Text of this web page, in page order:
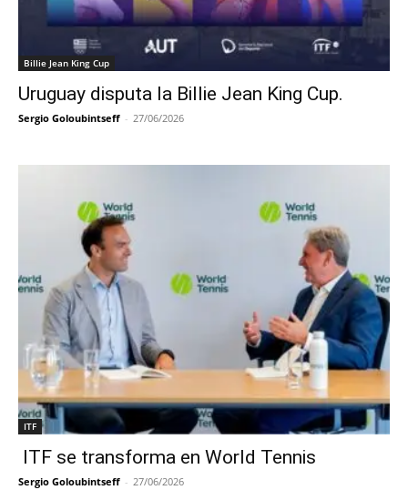
Billie Jean King Cup
Uruguay disputa la Billie Jean King Cup.
Sergio Goloubintseff - 27/06/2026
ITF
ITF se transforma en World Tennis
Sergio Goloubintseff - 27/06/2026